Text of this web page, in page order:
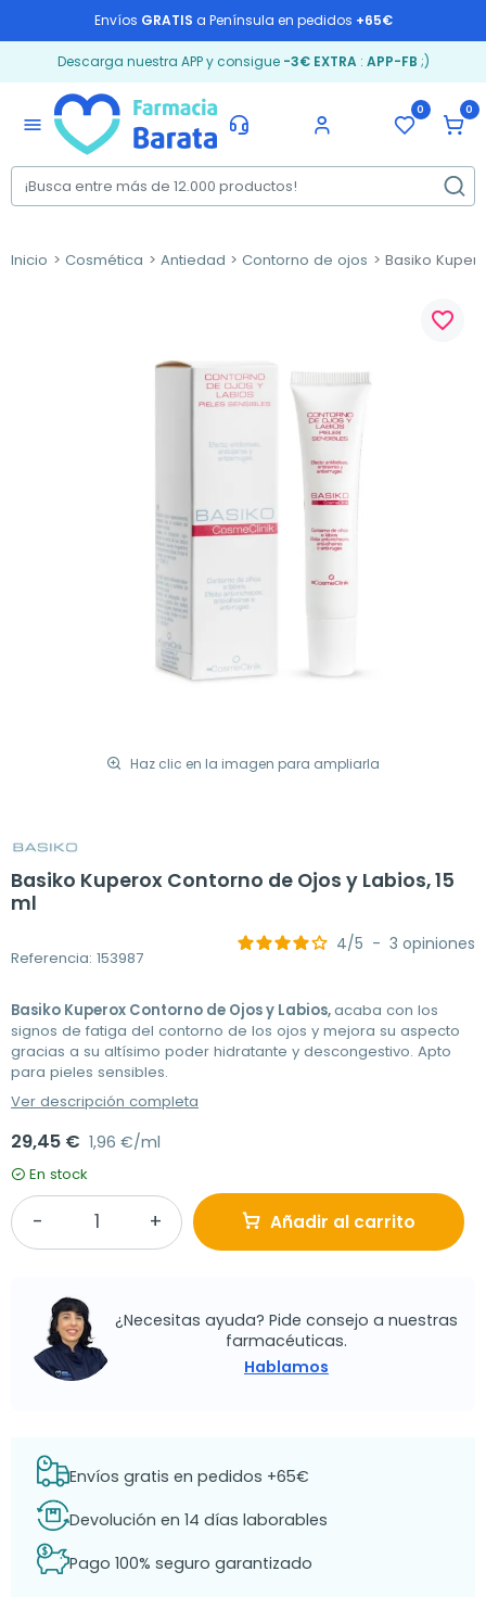
Envíos GRATIS a Península en pedidos +65€
Descarga nuestra APP y consigue -3€ EXTRA: APP-FB ;)
menu
0 0
Inicio Cosmética Antiedad Contorno de ojos Basiko
Haz clic en la imagen para ampliarla
favorite_border
Basiko Kuperox Contorno de Ojos y Labios, 15
ml
Referencia: 153987
4/5 - 3 opiniones
Basiko Kuperox Contorno de Ojos y Labios,acaba con los
signos de fatiga del contorno de los ojos y mejora su aspecto
gracias a su altísimo poder hidratante y descongestivo. Apto
para pieles sensibles.
Ver descripción completa
29,45 € 1,96 €/ml
En stock
Añadir al carrito
¿Necesitas ayuda? Pide consejo a nuestras
farmacéuticas.
Hablamos
Envíos gratis en pedidos +65€
Devolución en 14 días laborables
Pago 100% seguro garantizado